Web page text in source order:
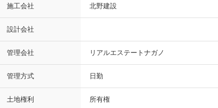
施工会社 北野建設
設計会社
管理会社 リアルエステートナガノ
管理方式 日勤
土地権利 所有権